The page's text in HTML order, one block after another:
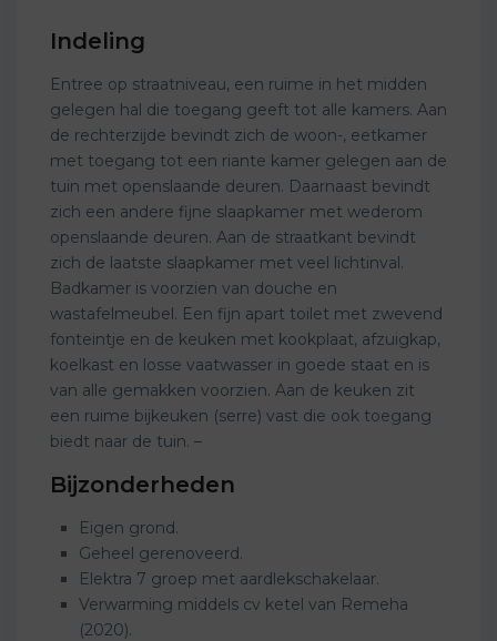
Indeling
Entree op straatniveau, een ruime in het midden
gelegen hal die toegang geeft tot alle kamers. Aan
de rechterzijde bevindt zich de woon-, eetkamer
met toegang tot een riante kamer gelegen aan de
tuin met openslaande deuren. Daarnaast bevindt
zich een andere fijne slaapkamer met wederom
openslaande deuren. Aan de straatkant bevindt
zich de laatste slaapkamer met veel lichtinval.
Badkamer is voorzien van douche en
wastafelmeubel. Een fijn apart toilet met zwevend
fonteintje en de keuken met kookplaat, afzuigkap,
koelkast en losse vaatwasser in goede staat en is
van alle gemakken voorzien. Aan de keuken zit
een ruime bijkeuken (serre) vast die ook toegang
biedt naar de tuin. –
Bijzonderheden
Eigen grond.
Geheel gerenoveerd.
Elektra 7 groep met aardlekschakelaar.
Verwarming middels cv ketel van Remeha
(2020).